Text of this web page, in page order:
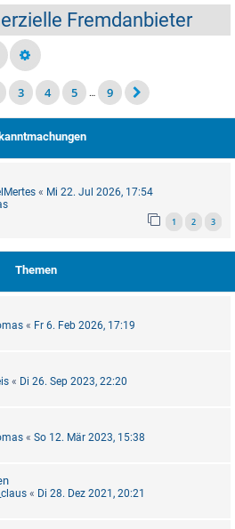
Fremdanbieter
3 4 5 … 9
« Mi 22. Jul 2026, 17:54
1 2 3
Themen
« Fr 6. Feb 2026, 17:19
« Di 26. Sep 2023, 22:20
« So 12. Mär 2023, 15:38
« Di 28. Dez 2021, 20:21